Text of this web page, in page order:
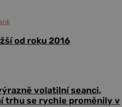
od roku 2016
volatilní seanci,
trhu se rychle proměnily v